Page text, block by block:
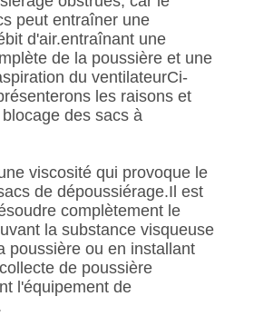
peut entraîner une
d'air.entraînant une
de la poussière et une
du ventilateurCi-
les raisons et
des sacs à
viscosité qui provoque le
de dépoussiérage.Il est
complètement le
la substance visqueuse
poussière ou en installant
de poussière
l'équipement de